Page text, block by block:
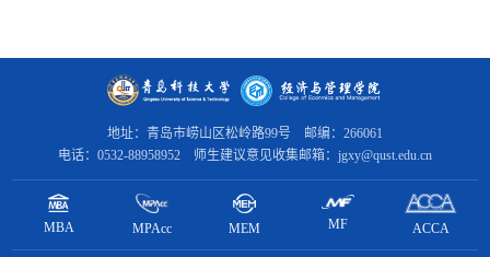
地址：青岛市崂山区松岭路99号 邮编：266061
电话：0532-88958952 师生建议意见收集邮箱：jgxy@qust.edu.cn
MBA MPAcc MEM MF ACCA